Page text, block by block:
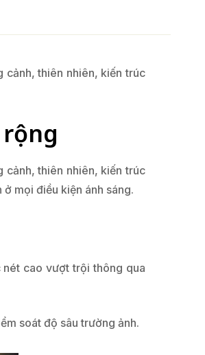
thiên nhiên, kiến trúc
thiên nhiên, kiến trúc
mọi điều kiện ánh sáng.
cao vượt trội thông qua
soát độ sâu trường ảnh.